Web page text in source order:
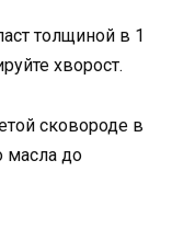
толщиной в 1
хворост.
сковороде в
масла до